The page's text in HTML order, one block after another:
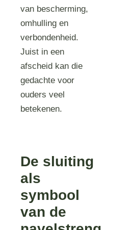
van bescherming,
omhulling en
verbondenheid.
Juist in een
afscheid kan die
gedachte voor
ouders veel
betekenen.
De sluiting
als
symbool
van de